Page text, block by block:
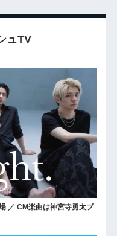
ュTV
／ CM楽曲は神宮寺勇太プ